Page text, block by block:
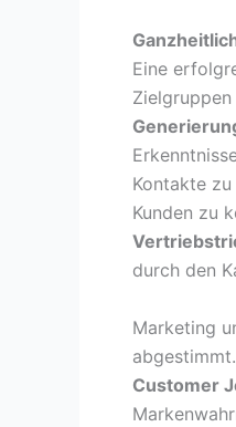
Eine
Kontakte
Kunden zu
durch den
Marketing
Customer